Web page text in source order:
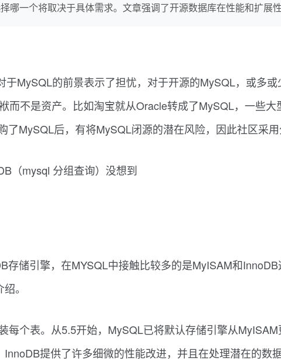
哪一个将取决于具体需求。文章强调了开源数据库在性能和扩展
MySQL的前景表示了担忧，对于开源的MySQL，或多
而不是资产。比如淘宝就从Oracle转成了MySQL，一些
MySQL后，有将MySQL闭源的潜在风险，因此社区采用
存储引擎，在MYSQL中接触比较多的是MyISAM和
。
个表。从5.5开始，MySQL已将默认存储引擎从
提供了许多细微的性能改进，并且在处理潜在的数